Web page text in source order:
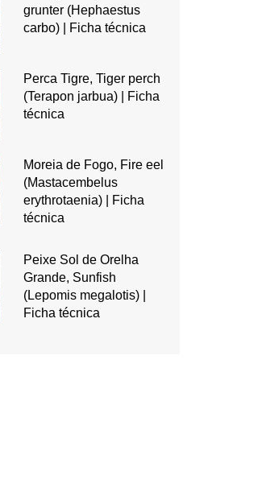
grunter (Hephaestus
carbo) | Ficha técnica
Perca Tigre, Tiger perch
(Terapon jarbua) | Ficha
técnica
Moreia de Fogo, Fire eel
(Mastacembelus
erythrotaenia) | Ficha
técnica
Peixe Sol de Orelha
Grande, Sunfish
(Lepomis megalotis) |
Ficha técnica